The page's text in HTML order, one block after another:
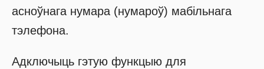
асноўнага нумара (нумароў) мабільнага
тэлефона.
Адключыць гэтую функцыю для